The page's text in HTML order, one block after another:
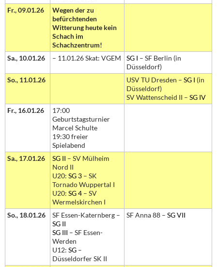
Fr., 09.01.26
Wegen der zu
befürchtenden
Witterung heute kein
Schach im
Schachzentrum!
Sa., 10.01.26
– 11.01.26 Skat: VGEM SG I – SF Berlin (in
Düsseldorf)
So., 11.01.26
USV TU Dresden – SG I (in
Düsseldorf)
SV Wattenscheid II – SG IV
Fr., 16.01.26
17:00
Geburtstagsturnier
Marcel Schulte
19:30 freier
Spielabend
Sa., 17.01.26
SG II – SV Mülheim
Nord II
U20: SG 3 – SK
Tornado Wuppertal I
U20: SG 4 – SV
Wermelskirchen I
So., 18.01.26
SF Essen-Katernberg –
SG II
SG III – SF Essen-
Werden
U12: SG –
Düsseldorfer SK II
SF Anna 88 – SG VII